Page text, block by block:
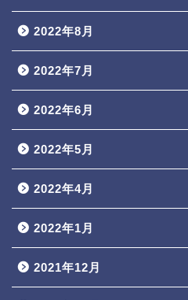
2022年8月
2022年7月
2022年6月
2022年5月
2022年4月
2022年1月
2021年12月